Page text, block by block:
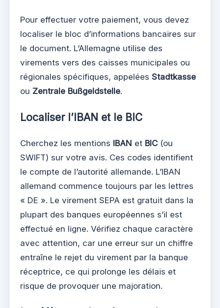
Pour effectuer votre paiement, vous devez
localiser le bloc d’informations bancaires sur
le document. L’Allemagne utilise des
virements vers des caisses municipales ou
régionales spécifiques, appelées Stadtkasse
ou Zentrale Bußgeldstelle.
Localiser l’IBAN et le BIC
Cherchez les mentions IBAN et BIC (ou
SWIFT) sur votre avis. Ces codes identifient
le compte de l’autorité allemande. L’IBAN
allemand commence toujours par les lettres
« DE ». Le virement SEPA est gratuit dans la
plupart des banques européennes s’il est
effectué en ligne. Vérifiez chaque caractère
avec attention, car une erreur sur un chiffre
entraîne le rejet du virement par la banque
réceptrice, ce qui prolonge les délais et
risque de provoquer une majoration.